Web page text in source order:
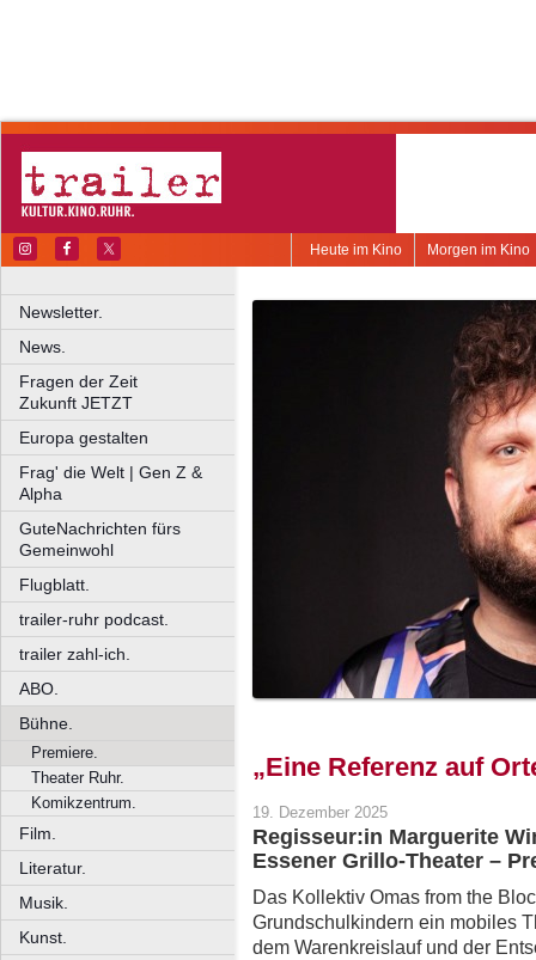
Morgen im Kino
Heute im Kino
Newsletter.
News.
Fragen der Zeit
Zukunft JETZT
Europa gestalten
Frag' die Welt | Gen Z &
Alpha
GuteNachrichten fürs
Gemeinwohl
Flugblatt.
trailer-ruhr podcast.
trailer zahl-ich.
ABO.
Bühne.
Premiere.
Theater Ruhr.
Komikzentrum.
Film.
Literatur.
Musik.
Kunst.
„Eine Referenz auf
19. Dezember 2025
Regisseur:in Marguerite
Essener Grillo-Theater –
Das Kollektiv Omas from the
Grundschulkindern ein mobiles
dem Warenkreislauf und der